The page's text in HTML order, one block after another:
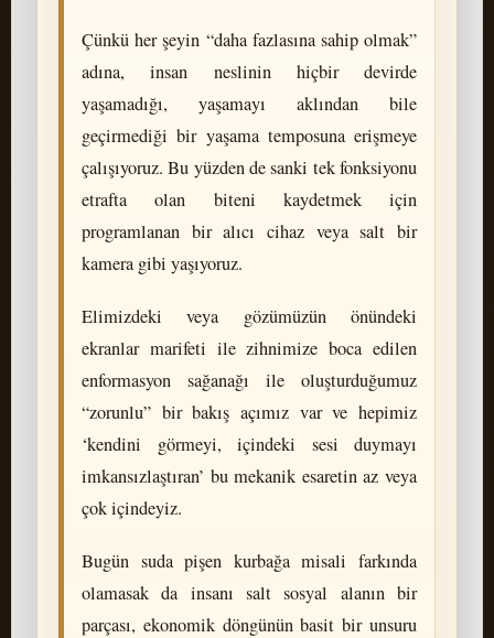
Çünkü her şeyin “daha fazlasına sahip olmak”
adına, insan neslinin hiçbir devirde
yaşamadığı, yaşamayı aklından bile
geçirmediği bir yaşama temposuna erişmeye
çalışıyoruz. Bu yüzden de sanki tek fonksiyonu
etrafta olan biteni kaydetmek için
programlanan bir alıcı cihaz veya salt bir
kamera gibi yaşıyoruz.
Elimizdeki veya gözümüzün önündeki
ekranlar marifeti ile zihnimize boca edilen
enformasyon sağanağı ile oluşturduğumuz
“zorunlu” bir bakış açımız var ve hepimiz
‘kendini görmeyi, içindeki sesi duymayı
imkansızlaştıran’ bu mekanik esaretin az veya
çok içindeyiz.
Bugün suda pişen kurbağa misali farkında
olamasak da insanı salt sosyal alanın bir
parçası, ekonomik döngünün basit bir unsuru